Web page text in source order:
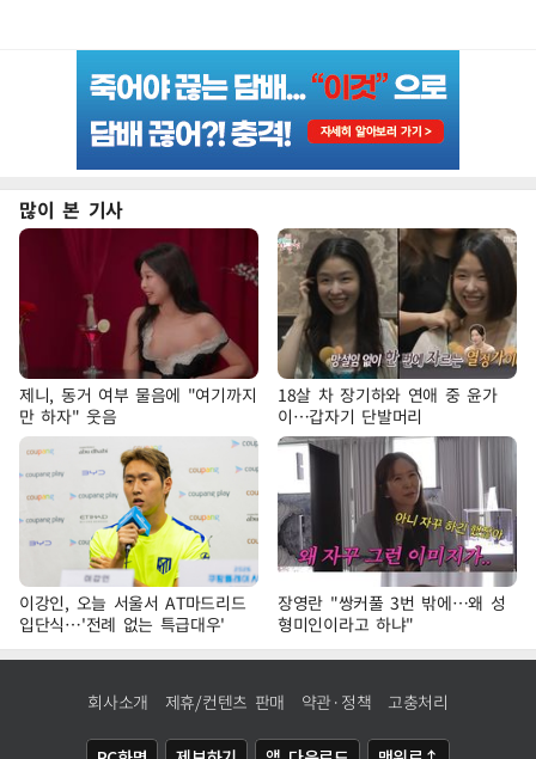
많이 본 기사
제니, 동거 여부 물음에 "여기까지
만 하자" 웃음
18살 차 장기하와 연애 중 윤가
이…갑자기 단발머리
이강인, 오늘 서울서 AT마드리드
입단식…'전례 없는 특급대우'
장영란 "쌍커풀 3번 밖에…왜 성
형미인이라고 하냐"
회사소개 제휴/컨텐츠 판매 약관·정책 고충처리